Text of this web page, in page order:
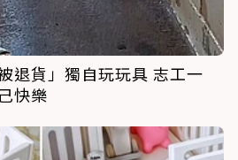
退貨」獨自玩玩具 志工一
快樂